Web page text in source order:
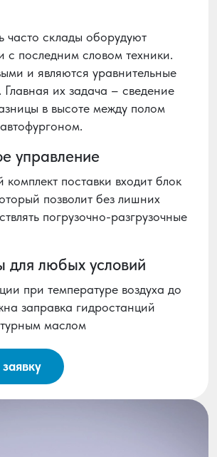
часто склады оборудуют
с последним словом техники.
и являются уравнительные
Главная их задача – сведение
в высоте между полом
управление
комплект поставки входит блок
позволит без лишних
погрузочно-разгрузочные
для любых условий
при температуре воздуха до
заправка гидростанций
маслом